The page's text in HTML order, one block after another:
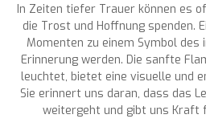
In Zeiten tiefer Trauer können es
die Trost und Hoffnung spenden.
Momenten zu einem Symbol des
Erinnerung werden. Die sanfte
leuchtet, bietet eine visuelle und
Sie erinnert uns daran, dass das
weitergeht und gibt uns Kraft